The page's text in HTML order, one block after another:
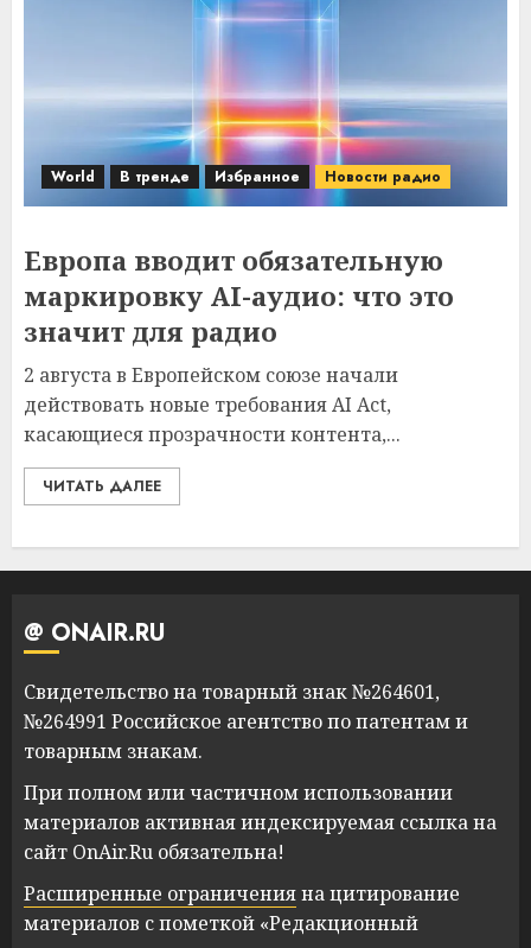
World В тренде Избранное Новости радио
Европа вводит обязательную
маркировку AI-аудио: что это
значит для радио
2 августа в Европейском союзе начали
действовать новые требования AI Act,
касающиеся прозрачности контента,...
ЧИТАТЬ ДАЛЕЕ
@ ONAIR.RU
Свидетельство на товарный знак №264601,
№264991 Российское агентство по патентам и
товарным знакам.
При полном или частичном использовании
материалов активная индексируемая ссылка на
сайт OnAir.Ru обязательна!
Расширенные ограниченияна цитирование
материалов с пометкой «Редакционный